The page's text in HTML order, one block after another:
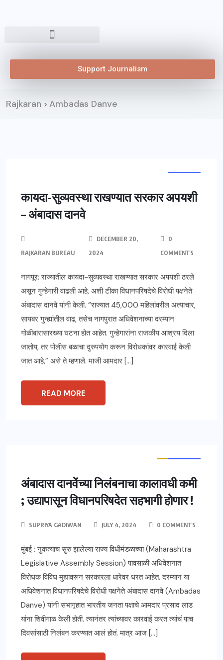
Support Journalism
Rajkaran > Ambadas Danve
कायदा-सुव्यवस्था राखण्यात सरकार अपयशी
– अंबादास दानवे
RAJKARAN BUREAU
DECEMBER 20,
2024
0
COMMENTS
नागपूर: राज्यातील कायदा-सुव्यवस्था राखण्यात सरकार अपयशी ठरले
असून गुन्हेगारी वाढली आहे, अशी टीका विधानपरिषदेचे विरोधी पक्षनेते
अंबादास दानवे यांनी केली. “राज्यात 45,000 महिलांवरील अत्याचार,
सायबर गुन्ह्यांतील वाढ, तसेच नागपुरात अधिवेशनाच्या दरम्यान
गोळीबारासारख्या घटना होत आहेत. गुन्हेगारांना राजकीय आश्रय दिला
जातोय, तर पोलीस बळाचा दुरुपयोग करून विरोधकांवर कारवाई केली
जात आहे,” असे ते म्हणाले. माजी आमदार […]
READ MORE
अंबादास दानवेंच्या निलंबनाचा कालावधी कमी
; उद्यापासून विधानपरिषदेत सहभागी होणार !
SUPRIYA GADIWAN JULY 4, 2024 0 COMMENTS
मुंबई : नुकत्याच सुरु झालेल्या राज्य विधीमंडळाच्या (Maharashtra
Legislative Assembly Session) पावसाळी अधिवेशनात
विरोधक विविध मुद्यावरून सरकारला धारेवर धरत आहेत. दरम्यान या
अधिवेशनात विधानपरिषदेचे विरोधी पक्षनेते अंबादास दानवे (Ambadas
Danve) यांनी सभागृहात भारतीय जनता पक्षाचे आमदार प्रसाद लाड
यांना शिवीगाळ केली होती. त्यानंतर त्यांच्यावर कारवाई करत त्यांचं पाच
दिवसांसाठी निलंबन करण्यात आलं होतं. मात्र आज […]